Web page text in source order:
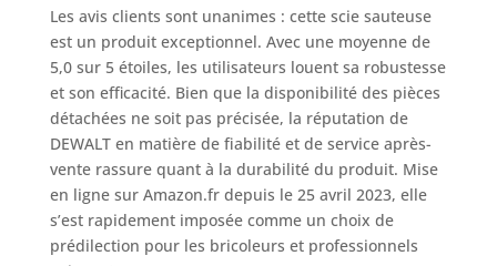
est large et
polyvalente : sa
batterie est
compatible avec
toujours plus
d'outils, des
marteaux
perforateurs aux
scies circulaires en
passant par les
tailles haies et
Les avis clients sont unanimes : cette scie sauteuse
est un produit exceptionnel. Avec une moyenne de
5,0 sur 5 étoiles, les utilisateurs louent sa robustesse
et son efficacité. Bien que la disponibilité des pièces
détachées ne soit pas précisée, la réputation de
DEWALT en matière de fiabilité et de service après-
vente rassure quant à la durabilité du produit. Mise
en ligne sur Amazon.fr depuis le 25 avril 2023, elle
s’est rapidement imposée comme un choix de
prédilection pour les bricoleurs et professionnels